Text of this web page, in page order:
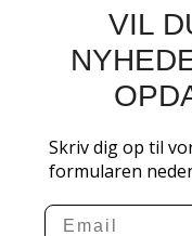
VIL
Skriv dig op til
formularen
Email